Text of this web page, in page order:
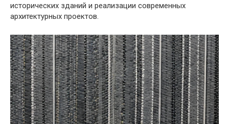
исторических зданий и реализации современных
архитектурных проектов.